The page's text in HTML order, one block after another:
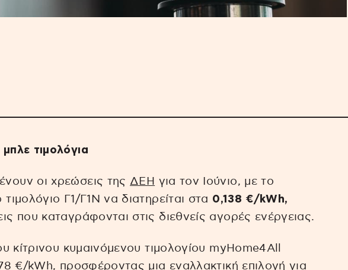
τιμολόγια
οι χρεώσεις τηςΔΕΗ για τον Ιούνιο, με το
τιμολόγιο Γ1/Γ1Ν να διατηρείται στα 0,138 €/kWh,
που καταγράφονται στις διεθνείς αγορές ενέργειας.
κίτρινου κυμαινόμενου τιμολογίου myHome4All
€/kWh, προσφέροντας μια εναλλακτική επιλογή για